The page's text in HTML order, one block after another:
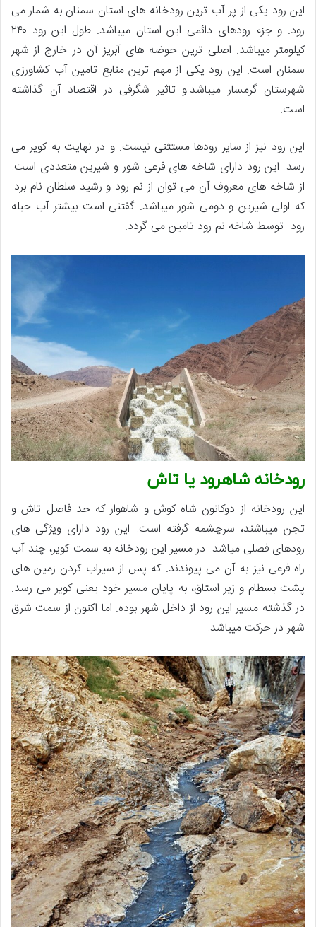
این رود یکی از پر آب ترین رودخانه های استان سمنان به شمار می
رود. و جزء رودهای دائمی این استان میباشد. طول این رود ۲۴۰
کیلومتر میباشد. اصلی ترین حوضه های آبریز آن در خارج از شهر
سمنان است. این رود یکی از مهم ترین منابع تامین آب کشاورزی
شهرستان گرمسار میباشد.و تاثیر شگرفی در اقتصاد آن گذاشته
است.
این رود نیز از سایر رودها مستثنی نیست. و در نهایت به کویر می
رسد. این رود دارای شاخه های فرعی شور و شیرین متعددی است.
از شاخه های معروف آن می توان از نم رود و رشید سلطان نام برد.
که اولی شیرین و دومی شور میباشد. گفتنی است بیشتر آب حبله
رود توسط شاخه نم رود تامین می گردد.
رودخانه شاهرود یا تاش
این رودخانه از دوکانون شاه کوش و شاهوار که حد فاصل تاش و
تجن میباشند، سرچشمه گرفته است. این رود دارای ویژگی های
رودهای فصلی میاشد. در مسیر این رودخانه به سمت کویر، چند آب
راه فرعی نیز به آن می پیوندند. که پس از سیراب کردن زمین های
پشت بسطام و زیر استاق، به پایان مسیر خود یعنی کویر می رسد.
در گذشته مسیر این رود از داخل شهر بوده. اما اکنون از سمت شرق
شهر در حرکت میباشد.